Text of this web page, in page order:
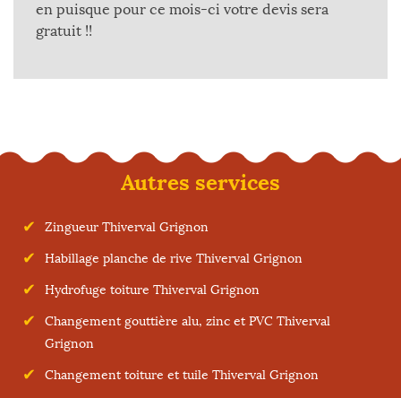
en puisque pour ce mois-ci votre devis sera
gratuit !!
Autres services
Zingueur Thiverval Grignon
Habillage planche de rive Thiverval Grignon
Hydrofuge toiture Thiverval Grignon
Changement gouttière alu, zinc et PVC Thiverval
Grignon
Changement toiture et tuile Thiverval Grignon